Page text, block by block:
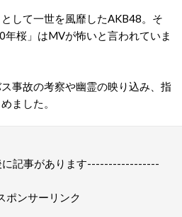
として一世を風靡したAKB48。そ
桜」はMVが怖いと言われていま
事故の考察や幽霊の映り込み、指
ました。
記事があります-----------------
ポンサーリンク